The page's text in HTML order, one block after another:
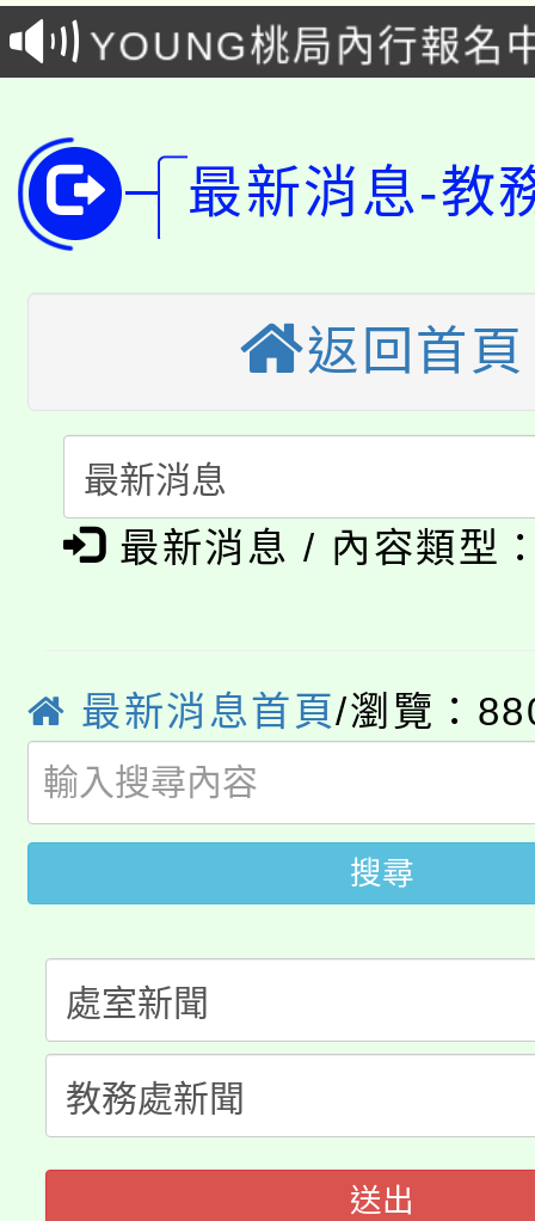
徵才活動。
YOUNG桃局內行報名
8月14至27日，桃園電
開!
115年桃園市運動會8/
田徑場及游泳池舉行。
桃園市低收入戶享有免
半價優惠，詳情可洽有
者。
份教師增能研習
大溪自造教育及科技
淨零綠生活教案入校路
會
115年食農教育專業人
程
「本色祭」8/29、30在
場熱烈登場!
8/21下午1時於龍潭區
局官網。
8月14至27日，桃園電
開!
115年桃園市運動會8/
田徑場及游泳池舉行。
桃園市低收入戶享有免
視費優惠，中低收入戶
者。
大園自造教育及科技
份教師研習
淨零綠生活教案入校路
會
115年食農教育專業人
程
最新消息-教
返回首頁
最新消息 / 內容類型
最新消息首頁/瀏覽：
搜尋
送出